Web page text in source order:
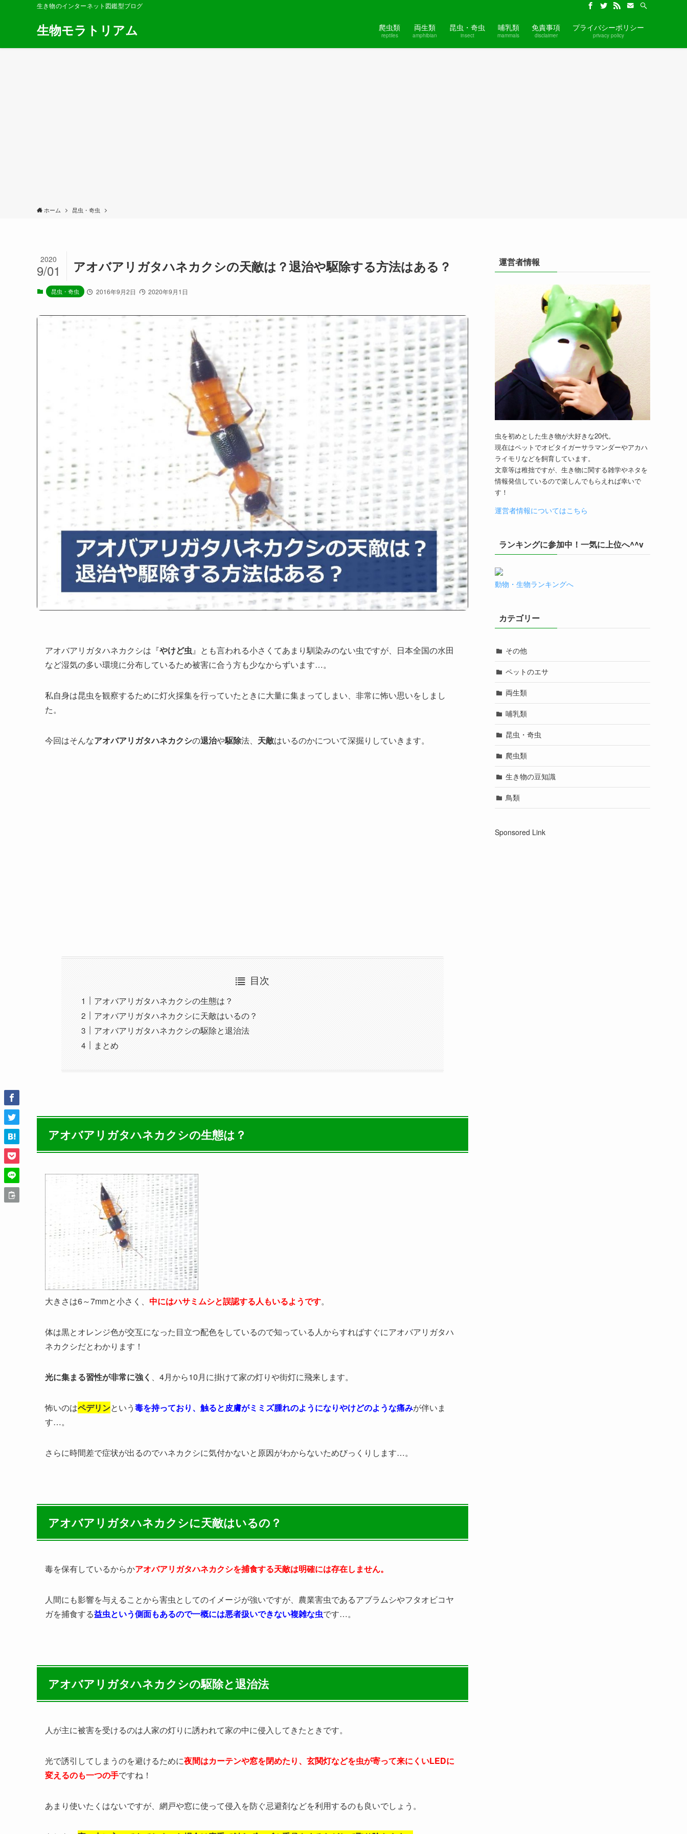
生き物のインターネット図鑑型ブログ
生物モラトリアム 爬虫類
reptiles
両生類
amphibian
昆虫・奇虫
insect
哺乳類
mammals
免責事項
disclaimer
プライバシーポリシー
privacy policy
ホーム 昆虫・奇虫
アオバアリガタハネカクシの天敵は？退治や駆除する方法はある？
2020
9/01
昆虫・奇虫 2016年9月2日 2020年9月1日
アオバアリガタハネカクシは『やけど虫』とも言われる小さくてあまり馴染みのない虫ですが、日本全国の水田
など湿気の多い環境に分布しているため被害に合う方も少なからずいます…。
私自身は昆虫を観察するために灯火採集を行っていたときに大量に集まってしまい、非常に怖い思いをしまし
た。
今回はそんなアオバアリガタハネカクシの退治や駆除法、 天敵はいるのかについて深掘りしていきます。
目次
アオバアリガタハネカクシの生態は？
アオバアリガタハネカクシに天敵はいるの？
アオバアリガタハネカクシの駆除と退治法
まとめ
アオバアリガタハネカクシの生態は？
大きさは6～7mmと小さく、 中にはハサミムシと誤認する人もいるようです。
体は黒とオレンジ色が交互になった目立つ配色をしているので知っている人からすればすぐにアオバアリガタハ
ネカクシだとわかります！
光に集まる習性が非常に強く 、4月から10月に掛けて家の灯りや街灯に飛来します。
怖いのはペデリンという毒を持っており、触ると皮膚がミミズ腫れのようになりやけどのような痛みが伴いま
す…。
さらに時間差で症状が出るのでハネカクシに気付かないと原因がわからないためびっくりします…。
アオバアリガタハネカクシに天敵はいるの？
毒を保有しているからかアオバアリガタハネカクシを捕食する天敵は明確には存在しません。
人間にも影響を与えることから害虫としてのイメージが強いですが、農業害虫であるアブラムシやフタオビコヤ
ガを捕食する益虫という側面もあるので一概には悪者扱いできない複雑な虫です…。
アオバアリガタハネカクシの駆除と退治法
人が主に被害を受けるのは人家の灯りに誘われて家の中に侵入してきたときです。
光で誘引してしまうのを避けるために夜間はカーテンや窓を閉めたり、玄関灯などを虫が寄って来にくいLEDに
変えるのも一つの手ですね！
あまり使いたくはないですが、網戸や窓に使って侵入を防ぐ忌避剤などを利用するのも良いでしょう。
運営者情報
虫を初めとした生き物が大好きな20代。
現在はペットでオビタイガーサラマンダーやアカハ
ライモリなどを飼育しています。
文章等は稚拙ですが、生き物に関する雑学やネタを
情報発信しているので楽しんでもらえれば幸いで
す！
運営者情報についてはこちら
ランキングに参加中！一気に上位へ^^v
動物・生物ランキングへ
カテゴリー
その他
ペットのエサ
両生類
哺乳類
昆虫・奇虫
爬虫類
生き物の豆知識
鳥類
Sponsored Link